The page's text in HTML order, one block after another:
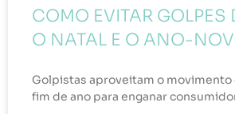
COMO EVITAR GOLPES
O NATAL E O ANO-
Golpistas aproveitam o movimento
fim de ano para enganar